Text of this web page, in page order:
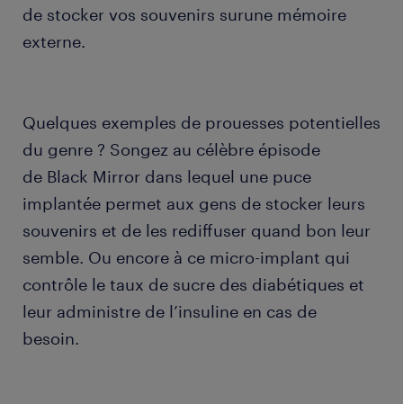
de stocker vos souvenirs surune mémoire
externe.
Quelques exemples de prouesses potentielles
du genre ? Songez au célèbre épisode
de Black Mirror dans lequel une puce
implantée permet aux gens de stocker leurs
souvenirs et de les rediffuser quand bon leur
semble. Ou encore à ce micro-implant qui
contrôle le taux de sucre des diabétiques et
leur administre de l’insuline en cas de
besoin.